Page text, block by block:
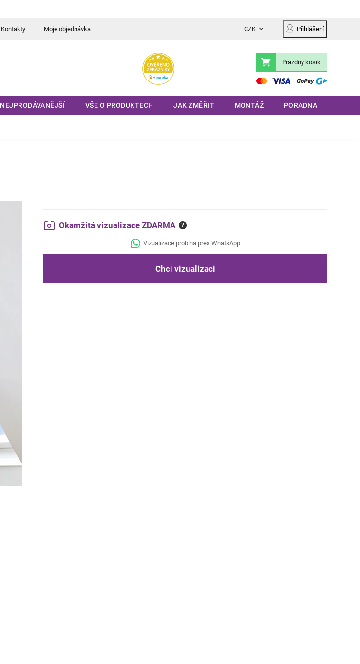
Kontakty Moje objednávka CZK Přihlášení
Nákupní
košík
Prázdný košík
NEJPRODÁVANĚJŠÍ VŠE O PRODUKTECH JAK ZMĚŘIT MONTÁŽ PORADNA
Okamžitá vizualizace ZDARMA ?
Vizualizace probíhá přes WhatsApp
Chci vizualizaci